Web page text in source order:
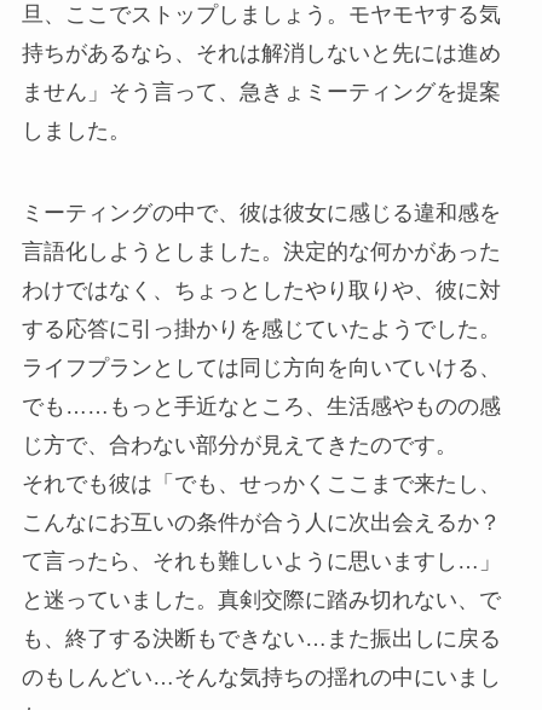
旦、ここでストップしましょう。モヤモヤする気
持ちがあるなら、それは解消しないと先には進め
ません」そう言って、急きょミーティングを提案
しました。
ミーティングの中で、彼は彼女に感じる違和感を
言語化しようとしました。決定的な何かがあった
わけではなく、ちょっとしたやり取りや、彼に対
する応答に引っ掛かりを感じていたようでした。
ライフプランとしては同じ方向を向いていける、
でも……もっと手近なところ、生活感やものの感
じ方で、合わない部分が見えてきたのです。
それでも彼は「でも、せっかくここまで来たし、
こんなにお互いの条件が合う人に次出会えるか？
て言ったら、それも難しいように思いますし…」
と迷っていました。真剣交際に踏み切れない、で
も、終了する決断もできない…また振出しに戻る
のもしんどい…そんな気持ちの揺れの中にいまし